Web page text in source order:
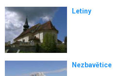
Letiny
Nezbavětice